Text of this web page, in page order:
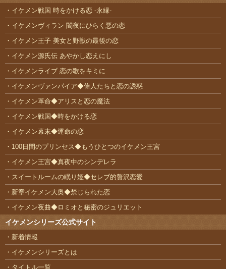
イケメン戦国 時をかける恋 -永縁-
イケメンヴィラン 闇夜にひらく悪の恋
イケメン王子 美女と野獣の最後の恋
イケメン源氏伝 あやかし恋えにし
イケメンライブ 恋の歌をキミに
イケメンヴァンパイア◆偉人たちと恋の誘惑
イケメン革命◆アリスと恋の魔法
イケメン戦国◆時をかける恋
イケメン幕末◆運命の恋
100日間のプリンセス◆もうひとつのイケメン王宮
イケメン王宮◆真夜中のシンデレラ
スイートルームの眠り姫◆セレブ的贅沢恋愛
新章イケメン大奥◆禁じられた恋
イケメン夜曲◆ロミオと秘密のジュリエット
イケメンシリーズ公式サイト
新着情報
イケメンシリーズとは
タイトル一覧